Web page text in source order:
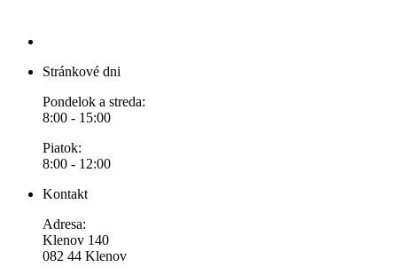
Stránkové dni
Pondelok a streda:
8:00 - 15:00
Piatok:
8:00 - 12:00
Kontakt
Adresa:
Klenov 140
082 44 Klenov